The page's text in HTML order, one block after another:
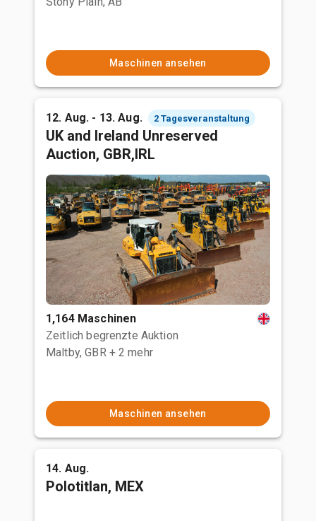
Maschinen ansehen
12. Aug. - 13. Aug. 2 Tagesveranstaltung
UK and Ireland Unreserved
Auction, GBR,IRL
1,164 Maschinen
Zeitlich begrenzte Auktion
Maltby, GBR + 2 mehr
Maschinen ansehen
14. Aug.
Polotitlan, MEX